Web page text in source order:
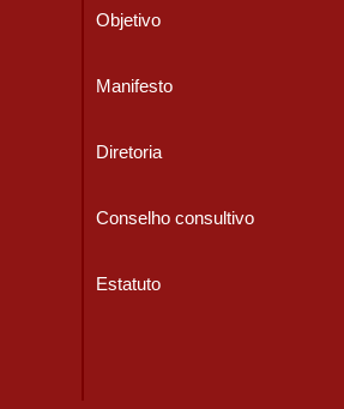
Objetivo
Manifesto
Diretoria
Conselho consultivo
Estatuto